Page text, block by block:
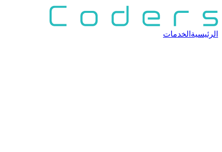
الرئيسية الخدمات